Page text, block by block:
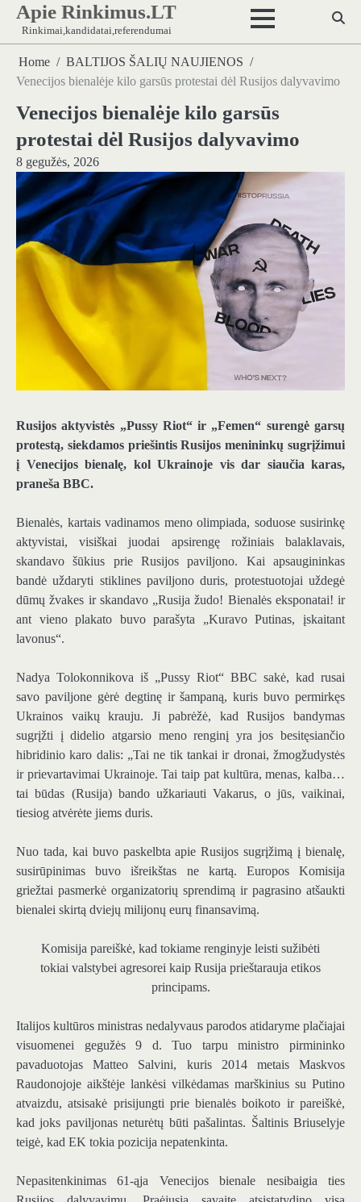
Skip
content
Apie Rinkimus.LT
Rinkimai,kandidatai,referendumai
Home
BALTIJOS ŠALIŲ NAUJIENOS
Venecijos bienalėje kilo garsūs protestai dėl Rusijos dalyvavimo
Venecijos bienalėje kilo garsūs
protestai dėl Rusijos dalyvavimo
8 gegužės, 2026
Rusijos aktyvistės „Pussy Riot“ ir „Femen“ surengė garsų
protestą, siekdamos priešintis Rusijos menininkų sugrįžimui
į Venecijos bienalę, kol Ukrainoje vis dar siaučia karas,
praneša BBC.
Bienalės, kartais vadinamos meno olimpiada, soduose susirinkę
aktyvistai, visiškai juodai apsirengę rožiniais balaklavais,
skandavo šūkius prie Rusijos paviljono. Kai apsaugininkas
bandė uždaryti stiklines paviljono duris, protestuotojai uždegė
dūmų žvakes ir skandavo „Rusija žudo! Bienalės eksponatai! ir
ant vieno plakato buvo parašyta „Kuravo Putinas, įskaitant
lavonus“.
Nadya Tolokonnikova iš „Pussy Riot“ BBC sakė, kad rusai
savo paviljone gėrė degtinę ir šampaną, kuris buvo permirkęs
Ukrainos vaikų krauju. Ji pabrėžė, kad Rusijos bandymas
sugrįžti į didelio atgarsio meno renginį yra jos besitęsiančio
hibridinio karo dalis: „Tai ne tik tankai ir dronai, žmogžudystės
ir prievartavimai Ukrainoje. Tai taip pat kultūra, menas, kalba…
tai būdas (Rusija) bando užkariauti Vakarus, o jūs, vaikinai,
tiesiog atvėrėte jiems duris.
Nuo tada, kai buvo paskelbta apie Rusijos sugrįžimą į bienalę,
susirūpinimas buvo išreikštas ne kartą. Europos Komisija
griežtai pasmerkė organizatorių sprendimą ir pagrasino atšaukti
bienalei skirtą dviejų milijonų eurų finansavimą.
Komisija pareiškė, kad tokiame renginyje leisti sužibėti
tokiai valstybei agresorei kaip Rusija prieštarauja etikos
principams.
Italijos kultūros ministras nedalyvaus parodos atidaryme plačiajai
visuomenei gegužės 9 d. Tuo tarpu ministro pirmininko
pavaduotojas Matteo Salvini, kuris 2014 metais Maskvos
Raudonojoje aikštėje lankėsi vilkėdamas marškinius su Putino
atvaizdu, atsisakė prisijungti prie bienalės boikoto ir pareiškė,
kad joks paviljonas neturėtų būti pašalintas. Šaltinis Briuselyje
teigė, kad EK tokia pozicija nepatenkinta.
Nepasitenkinimas 61-ąja Venecijos bienale nesibaigia ties